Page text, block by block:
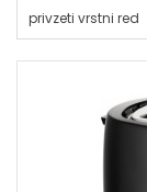
privzeti vrstni red